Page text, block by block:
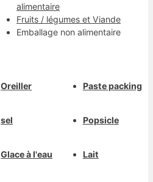
alimentaire
Fruits / légumes et Viande
Emballage non alimentaire
Oreiller
sel
Glace à l'eau
Paste packing
Popsicle
Lait